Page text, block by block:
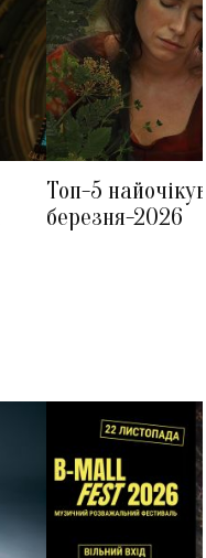
Топ-5
березня-2026